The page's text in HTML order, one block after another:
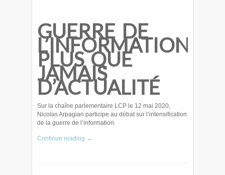
GUERRE DE
L’INFORMATION
PLUS QUE
JAMAIS
D’ACTUALITÉ
Sur la chaîne parlementaire LCP le 12 mai 2020,
Nicolas Arpagian participe au débat sur l’intensification
de la guerre de l’information.
Continue reading →